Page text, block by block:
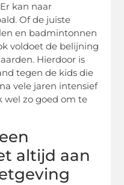
kan naar
Of de juiste
en badmintonnen
voldoet de belijning
Hierdoor is
tegen de kids die
vele jaren intensief
wel zo goed om te
altijd aan